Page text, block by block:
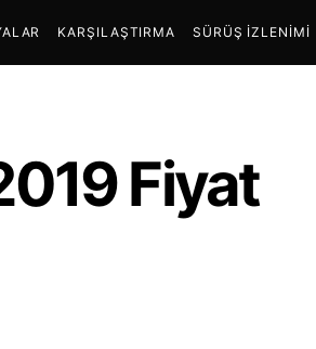
KARŞILAŞTIRMA SÜRÜŞ İZLENIMI
Fiyat